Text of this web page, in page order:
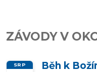
Přidat/upravit
závody
ZÁVODY V
SRP Běh k